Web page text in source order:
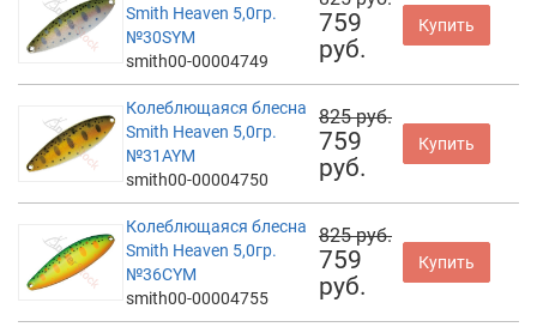
Smith Heaven 5,0гр.
№30SYM
smith00-00004749
759
руб.
Купить
Колеблющаяся блесна
Smith Heaven 5,0гр.
№31AYM
smith00-00004750
825 руб.
759
руб.
Купить
Колеблющаяся блесна
Smith Heaven 5,0гр.
№36CYM
smith00-00004755
825 руб.
759
руб.
Купить